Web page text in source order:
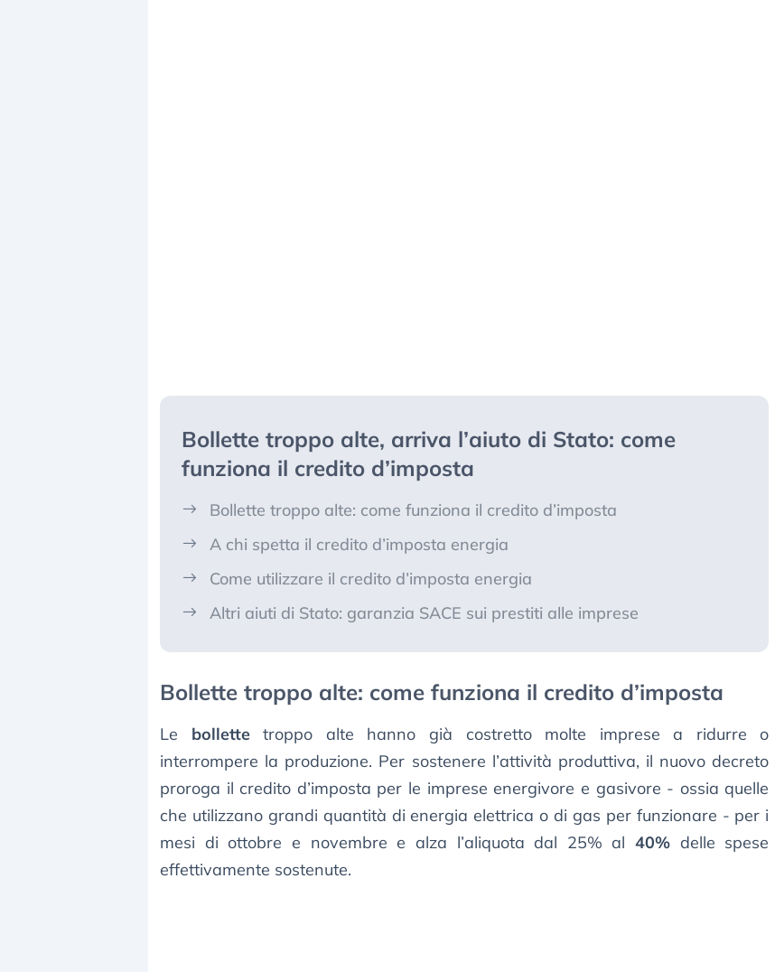
Bollette troppo alte, arriva l’aiuto di Stato: come
funziona il credito d’imposta
Bollette troppo alte: come funziona il credito d’imposta
A chi spetta il credito d’imposta energia
Come utilizzare il credito d’imposta energia
Altri aiuti di Stato: garanzia SACE sui prestiti alle imprese
Bollette troppo alte: come funziona il credito d’imposta
Le bollettetroppo alte hanno già costretto molte imprese a ridurre o
interrompere la produzione. Per sostenere l’attività produttiva, il nuovo decreto
proroga il credito d’imposta per le imprese energivore e gasivore - ossia quelle
che utilizzano grandi quantità di energia elettrica o di gas per funzionare - per i
mesi di ottobre e novembre e alza l’aliquota dal 25% al40% delle spese
effettivamente sostenute.